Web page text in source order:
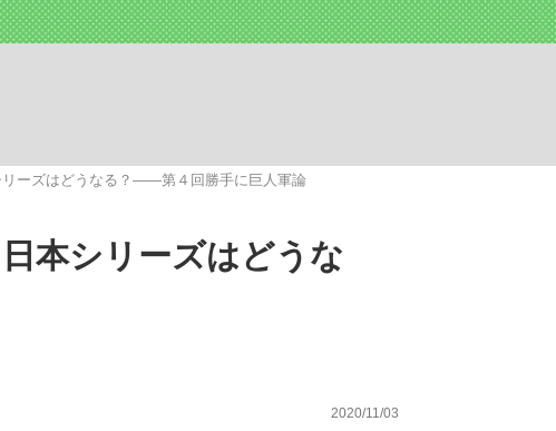
「クマが悪者扱いされているのが悲しい」『北の国から』倉本聰
ーズはどうなる？――第４回勝手に巨人軍論
本シリーズはどうな
2020/11/03